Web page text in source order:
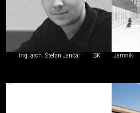
Ing. arch. Štefan Jančár SK Jamník